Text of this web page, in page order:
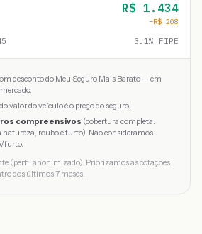
R$ 1.434
−R$ 208
3.1% FIPE
desconto do Meu Seguro Mais Barato — em
valor do veículo é o preço do seguro.
compreensivos (cobertura completa:
natureza, roubo e furto). Não consideramos
furto.
(perfil anonimizado). Priorizamos as cotações
dos últimos 7 meses.